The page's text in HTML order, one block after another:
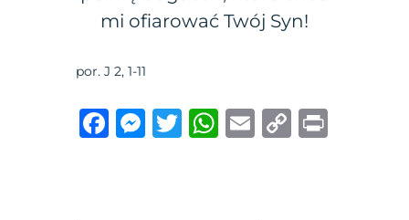
mi ofiarować Twój Syn!
por. J 2, 1-11
F
M T
W E
C